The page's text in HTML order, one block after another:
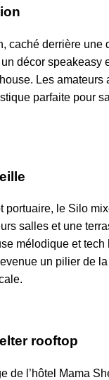
caché derrière une
décor speakeasy
Les amateurs
parfaite pour
portuaire, le Silo
salles et une
mélodique et tech
un pilier de
rooftop
de l’hôtel Mama